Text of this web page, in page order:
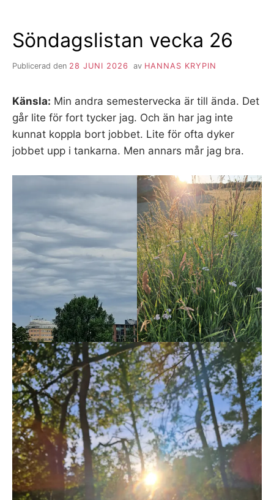
HOS
MINA
Söndagslistan vecka 26
Publicerad den 28 JUNI 2026 av HANNAS KRYPIN
Känsla: Min andra semestervecka är till ända. Det
går lite för fort tycker jag. Och än har jag inte
kunnat koppla bort jobbet. Lite för ofta dyker
jobbet upp i tankarna. Men annars mår jag bra.